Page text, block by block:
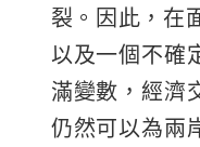
裂。因此，在
以及一個不確
滿變數，經濟
仍然可以為兩